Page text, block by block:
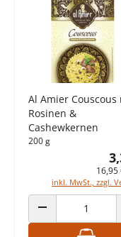
Al Amier Couscous
Rosinen &
Cashewkernen
200 g
16,95
inkl. MwSt., zzgl.
ANZAHL